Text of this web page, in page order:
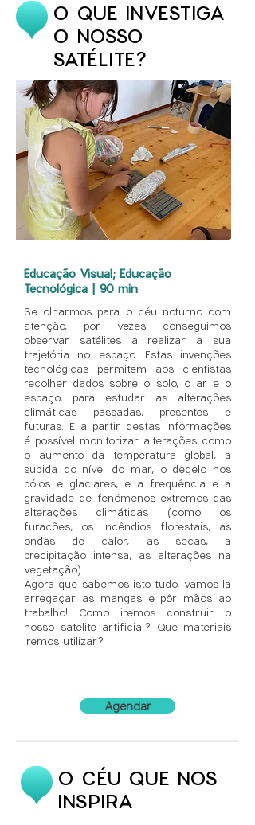
O QUE INVESTIGA
O NOSSO
SATÉLITE?
Educação Visual; Educação
Tecnológica | 90 min
Se olharmos para o céu noturno com
atenção, por vezes conseguimos
observar satélites a realizar a sua
trajetória no espaço. Estas invenções
tecnológicas permitem aos cientistas
recolher dados sobre o solo, o ar e o
espaço, para estudar as alterações
climáticas passadas, presentes e
futuras. E a partir destas informações
é possível monitorizar alterações como
o aumento da temperatura global, a
subida do nível do mar, o degelo nos
pólos e glaciares, e a frequência e a
gravidade de fenómenos extremos das
alterações climáticas (como os
furacões, os incêndios florestais, as
ondas de calor, as secas, a
precipitação intensa, as alterações na
vegetação).
Agora que sabemos isto tudo, vamos lá
arregaçar as mangas e pôr mãos ao
trabalho! Como iremos construir o
nosso satélite artificial? Que materiais
iremos utilizar?
Agendar
O CÉU QUE NOS
INSPIRA